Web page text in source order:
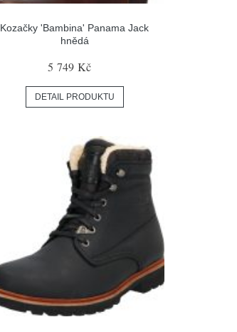
Kozačky 'Bambina' Panama Jack
hnědá
5 749 Kč
DETAIL PRODUKTU